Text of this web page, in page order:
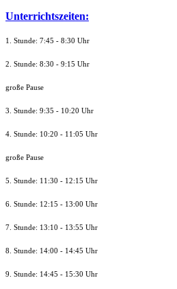
Unterrichtszeiten:
1. Stunde: 7:45 - 8:30 Uhr
2. Stunde: 8:30 - 9:15 Uhr
große Pause
3. Stunde: 9:35 - 10:20 Uhr
4. Stunde: 10:20 - 11:05 Uhr
große Pause
5. Stunde: 11:30 - 12:15 Uhr
6. Stunde: 12:15 - 13:00 Uhr
7. Stunde: 13:10 - 13:55 Uhr
8. Stunde: 14:00 - 14:45 Uhr
9. Stunde: 14:45 - 15:30 Uhr